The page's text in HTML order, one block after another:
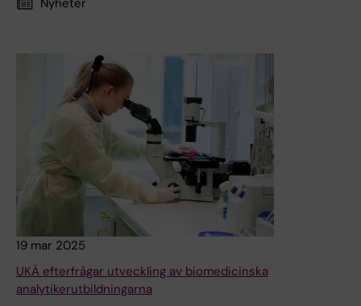
Nyheter
19 mar 2025
UKÄ efterfrågar utveckling av biomedicinska
analytikerutbildningarna